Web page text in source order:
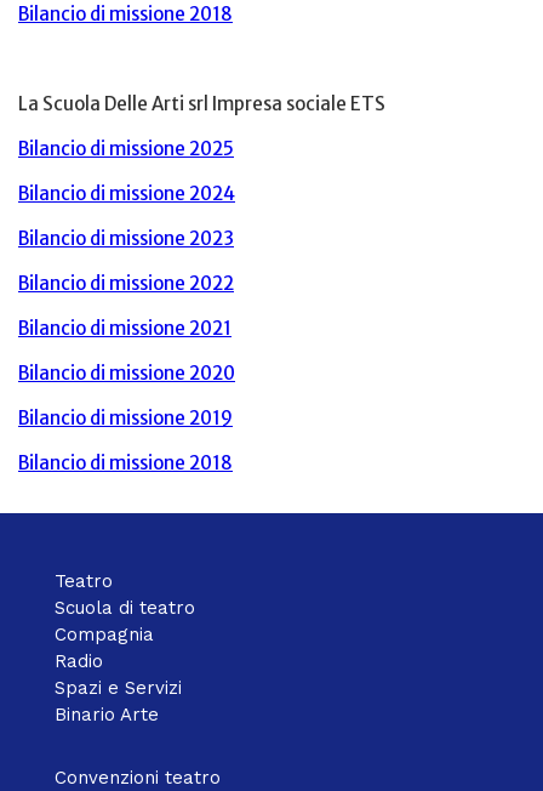
Bilancio di missione 2018
La Scuola Delle Arti srl Impresa sociale ETS
Bilancio di missione 2025
Bilancio di missione 2024
Bilancio di missione 2023
Bilancio di missione 2022
Bilancio di missione 2021
Bilancio di missione 2020
Bilancio di missione 2019
Bilancio di missione 2018
Teatro
Scuola di teatro
Compagnia
Radio
Spazi e Servizi
Binario Arte
Convenzioni teatro